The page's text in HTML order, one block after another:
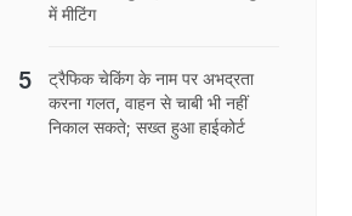
में मीटिंग
ट्रैफिक चेकिंग के नाम पर अभद्रता
करना गलत, वाहन से चाबी भी नहीं
निकाल सकते; सख्त हुआ हाईकोर्ट